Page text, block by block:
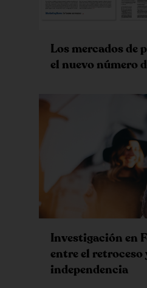
Los mercados de
el nuevo número
Investigación en
entre el retroceso
independencia